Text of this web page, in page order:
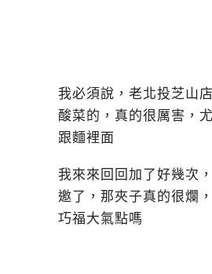
我必須說，老北投芝山
酸菜的，真的很厲害，
跟麵裡面
我來來回回加了好幾次
邀了，那夾子真的很爛
巧福大氣點嗎